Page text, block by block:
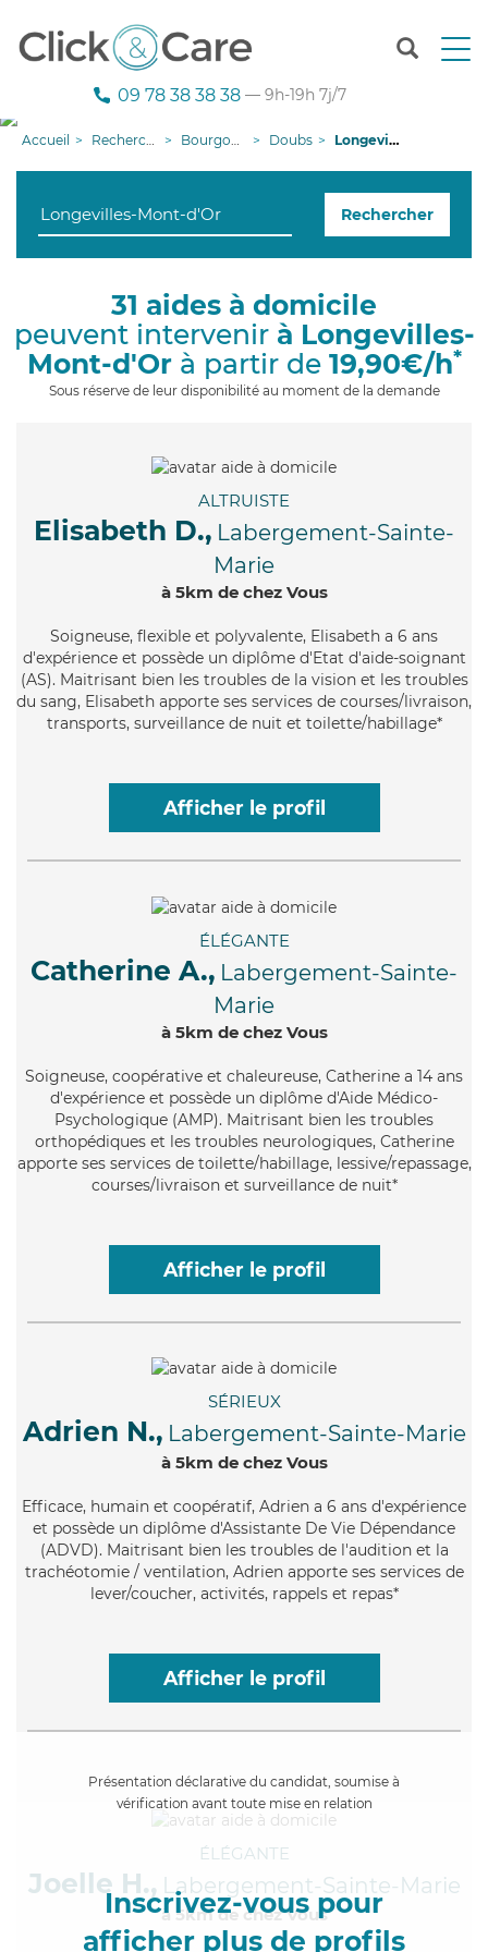
T
n
g
i
o
09 78 38 38 38 — 9h-19h 7j/7
Accueil Recherche aide à domicile Bourgogne-Franche-Comté Doubs Longevilles-Mont-d'Or
Rechercher
31 aides à domicile
peuvent intervenir à Longevilles-
Mont-d'Orà partir de 19,90€/h*
Sous réserve de leur disponibilité au moment de la demande
ALTRUISTE
Elisabeth D., Labergement-Sainte-
Marie
à 5km de chez Vous
Soigneuse, flexible et polyvalente, Elisabeth a 6 ans
d'expérience et possède un diplôme d'Etat d'aide-soignant
(AS). Maitrisant bien les troubles de la vision et les troubles
du sang, Elisabeth apporte ses services de courses/livraison,
transports, surveillance de nuit et toilette/habillage*
Afficher le profil
ÉLÉGANTE
Catherine A., Labergement-Sainte-
Marie
à 5km de chez Vous
Soigneuse, coopérative et chaleureuse, Catherine a 14 ans
d'expérience et possède un diplôme d'Aide Médico-
Psychologique (AMP). Maitrisant bien les troubles
orthopédiques et les troubles neurologiques, Catherine
apporte ses services de toilette/habillage, lessive/repassage,
courses/livraison et surveillance de nuit*
Afficher le profil
SÉRIEUX
Adrien N., Labergement-Sainte-Marie
à 5km de chez Vous
Efficace, humain et coopératif, Adrien a 6 ans d'expérience
et possède un diplôme d'Assistante De Vie Dépendance
(ADVD). Maitrisant bien les troubles de l'audition et la
trachéotomie / ventilation, Adrien apporte ses services de
lever/coucher, activités, rappels et repas*
Afficher le profil
Présentation déclarative du candidat, soumise à
vérification avant toute mise en relation
Inscrivez-vous pour
afficher plus de profils
ÉLÉGANTE
Joelle H., Labergement-Sainte-Marie
à 5km de chez Vous